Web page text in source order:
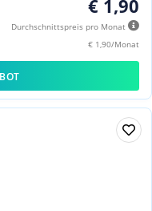
€ 1,90
Durchschnittspreis pro Monat
€ 1,90/Monat